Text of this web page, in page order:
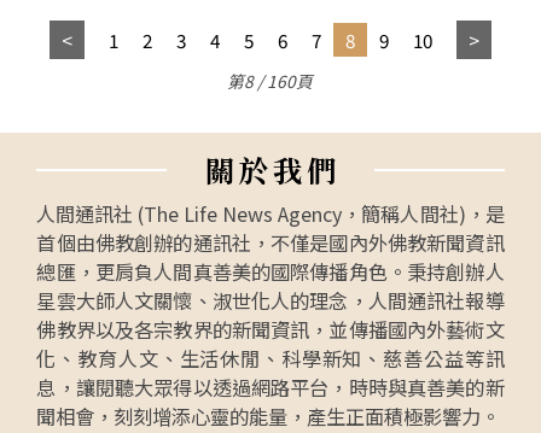
1 2 3 4 5 6 7 8 9 10
第8 / 160頁
關於我們
人間通訊社 (The Life News Agency，簡稱人間社)，是
首個由佛教創辦的通訊社，不僅是國內外佛教新聞資訊
總匯，更肩負人間真善美的國際傳播角色。秉持創辦人
星雲大師人文關懷、淑世化人的理念，人間通訊社報導
佛教界以及各宗教界的新聞資訊，並傳播國內外藝術文
化、教育人文、生活休閒、科學新知、慈善公益等訊
息，讓閱聽大眾得以透過網路平台，時時與真善美的新
聞相會，刻刻增添心靈的能量，產生正面積極影響力。